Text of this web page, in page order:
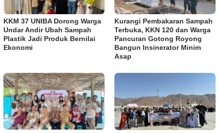
KKM 37 UNIBA Dorong Warga
Undar Andir Ubah Sampah
Plastik Jadi Produk Bernilai
Ekonomi
Kurangi Pembakaran Sampah
Terbuka, KKN 120 dan Warga
Pancuran Gotong Royong
Bangun Insinerator Minim
Asap